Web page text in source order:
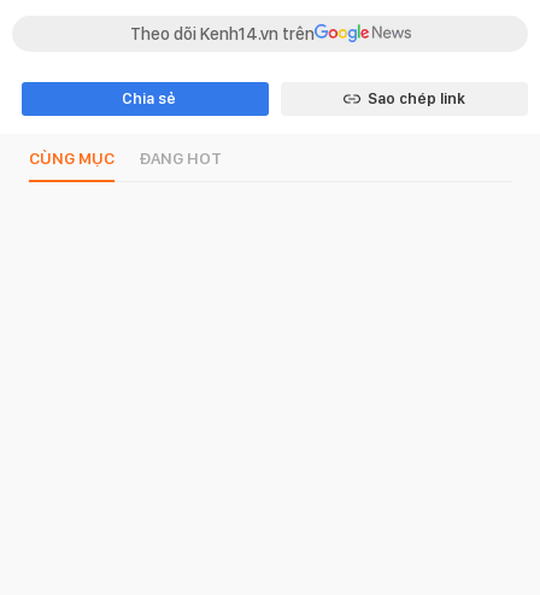
Theo dõi Kenh14.vn trên
Chia sẻ Sao chép link
CÙNG MỤC ĐANG HOT